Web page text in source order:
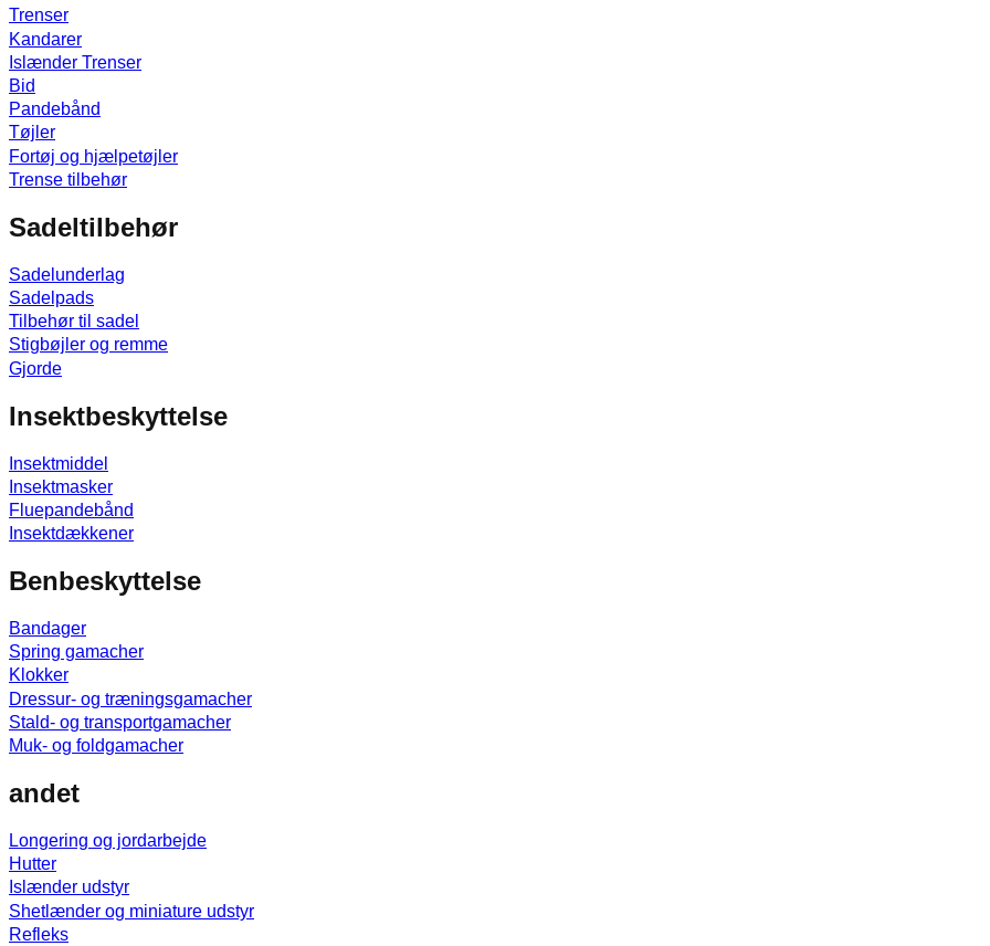
Trenser
Kandarer
Islænder Trenser
Bid
Pandebånd
Tøjler
Fortøj og hjælpetøjler
Trense tilbehør
Sadeltilbehør
Sadelunderlag
Sadelpads
Tilbehør til sadel
Stigbøjler og remme
Gjorde
Insektbeskyttelse
Insektmiddel
Insektmasker
Fluepandebånd
Insektdækkener
Benbeskyttelse
Bandager
Spring gamacher
Klokker
Dressur- og træningsgamacher
Stald- og transportgamacher
Muk- og foldgamacher
andet
Longering og jordarbejde
Hutter
Islænder udstyr
Shetlænder og miniature udstyr
Refleks